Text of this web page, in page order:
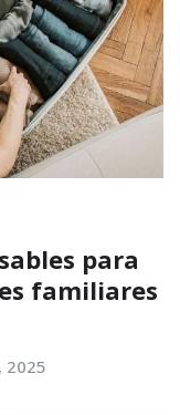
para
familiares
2025